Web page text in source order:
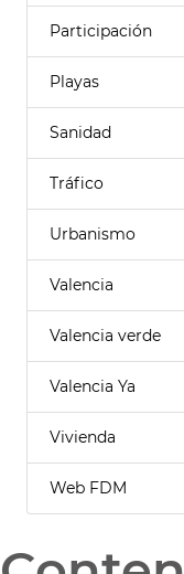
Participación
Playas
Sanidad
Tráfico
Urbanismo
Valencia
Valencia verde
Valencia Ya
Vivienda
Web FDM